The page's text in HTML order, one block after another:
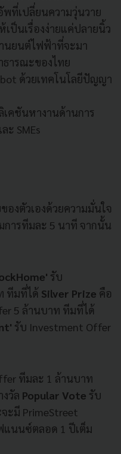
พที่เปลี่ยนความวุ่นวาย
ป็นเรื่องง่ายแค่ปลายนิ้ว
นยนต์ไฟฟ้าที่จะมา
ธารณะของไทย
ด้วยเทคโนโลยีปัญญา
คชันหางานด้านการ
ะ SMEs
องตัวเองด้วยความมั่นใจ
การทีมละ 5 นาที จากนั้น
รับ
ทีมที่ได้ Silver Prize คือ
5 ล้านบาท ทีมที่ได้
รับ Investment Offer
ทีมละ 1 ล้านบาท
งวัล Popular Vote รับ
ะมี PrimeStreet
แนนซ์ตลอด 1 ปีเต็ม